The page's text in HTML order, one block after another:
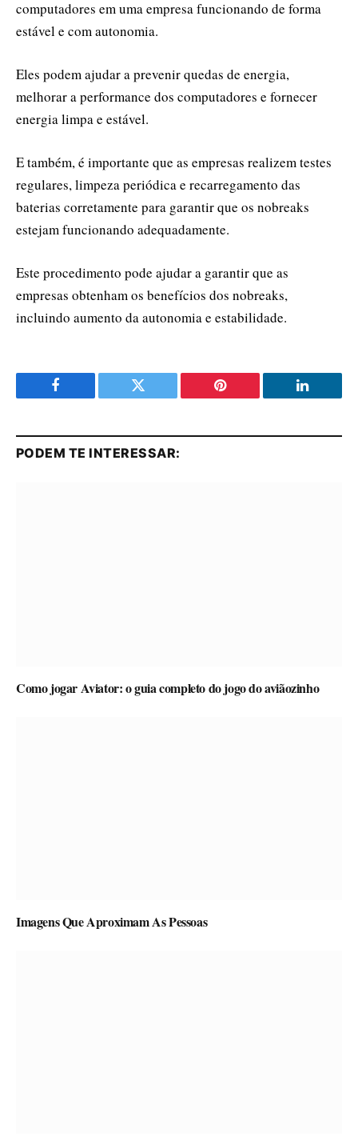
computadores em uma empresa funcionando de forma
estável e com autonomia.
Eles podem ajudar a prevenir quedas de energia,
melhorar a performance dos computadores e fornecer
energia limpa e estável.
E também, é importante que as empresas realizem testes
regulares, limpeza periódica e recarregamento das
baterias corretamente para garantir que os nobreaks
estejam funcionando adequadamente.
Este procedimento pode ajudar a garantir que as
empresas obtenham os benefícios dos nobreaks,
incluindo aumento da autonomia e estabilidade.
Facebook Twitter Pinterest LinkedIn
PODEM TE INTERESSAR:
Como jogar Aviator: o guia completo do jogo do aviãozinho
Imagens Que Aproximam As Pessoas